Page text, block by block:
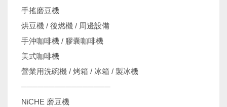
手搖磨豆機
烘豆機 / 後燃機 / 周邊設備
手沖咖啡機 / 膠囊咖啡機
美式咖啡機
營業用洗碗機 / 烤箱 / 冰箱 / 製冰機
────────────────
NiCHE 磨豆機